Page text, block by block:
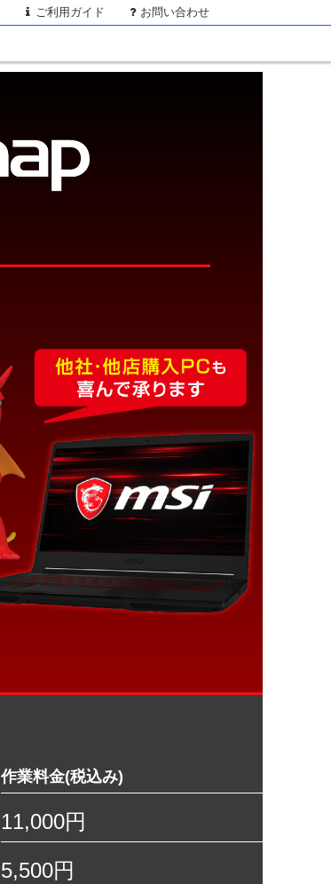
ご利用ガイド お問い合わせ
作業料金(税込み)
11,000円
5,500円